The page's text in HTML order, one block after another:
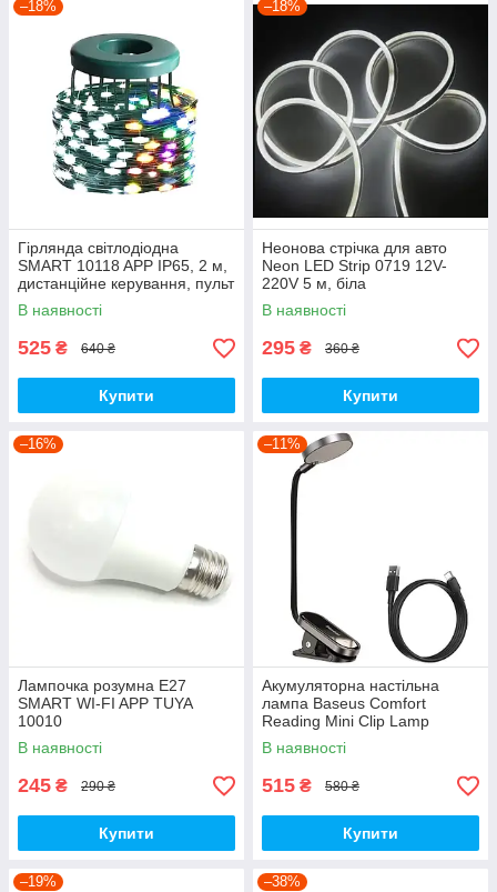
–18%
Гірлянда світлодіодна
SMART 10118 APP IP65, 2 м,
дистанційне керування, пульт
ДК
В наявності
525 ₴ 640 ₴
Купити
–18%
Неонова стрічка для авто
Neon LED Strip 0719 12V-
220V 5 м, біла
В наявності
295 ₴ 360 ₴
Купити
–16%
Лампочка розумна E27
SMART WI-FI APP TUYA
10010
В наявності
245 ₴ 290 ₴
Купити
–11%
Акумуляторна настільна
лампа Baseus Comfort
Reading Mini Clip Lamp
DGRAD-0G, сіра.
В наявності
515 ₴ 580 ₴
Купити
–19% –38%